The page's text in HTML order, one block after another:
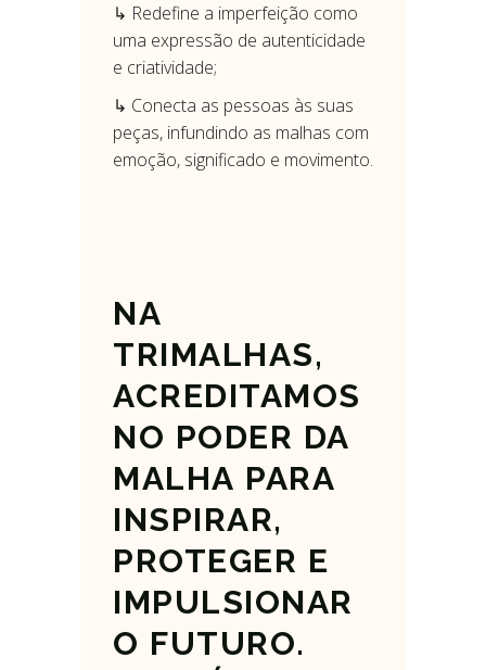
↳ Redefine a imperfeição como
uma expressão de autenticidade
e criatividade;
↳ Conecta as pessoas às suas
peças, infundindo as malhas com
emoção, significado e movimento.
NA
TRIMALHAS,
ACREDITAMOS
NO PODER DA
MALHA PARA
INSPIRAR,
PROTEGER E
IMPULSIONAR
O FUTURO.